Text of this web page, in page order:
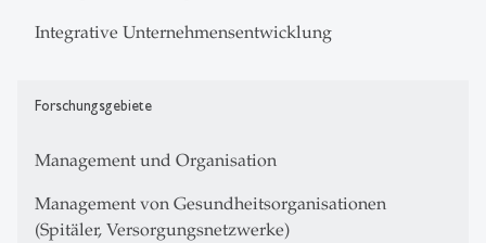
Integrative Unternehmensentwicklung
Forschungsgebiete
Management und Organisation
Management von Gesundheitsorganisationen
(Spitäler, Versorgungsnetzwerke)